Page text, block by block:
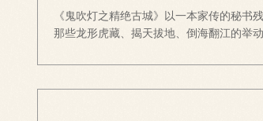
《鬼吹灯之精绝古城》以一本家传的秘
那些龙形虎藏、揭天拔地、倒海翻江的